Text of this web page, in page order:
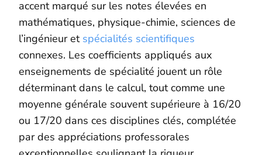
accent marqué sur les notes élevées en
mathématiques, physique-chimie, sciences de
l’ingénieur et spécialités scientifiques
connexes. Les coefficients appliqués aux
enseignements de spécialité jouent un rôle
déterminant dans le calcul, tout comme une
moyenne générale souvent supérieure à 16/20
ou 17/20 dans ces disciplines clés, complétée
par des appréciations professorales